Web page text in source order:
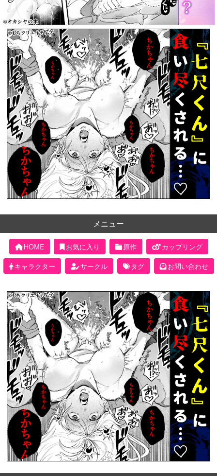
メニュー
HOME お気に入り 原作
カップリング
キャラクター
サークル タグ お問い合わせ